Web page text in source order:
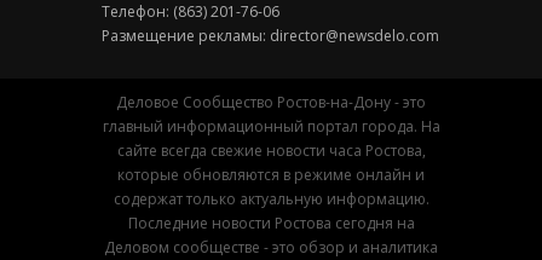
Телефон: (863) 201-76-06
Размещение рекламы: director@newsdelo.com
Деловое Сообщество Ростов-на-Дону - это
главный информационный портал города. На
сайте всегда свежие новости часа Ростова,
которые обновляются в режиме онлайн и
содержат только актуальную информацию.
Последние новости Ростова сегодня на
Деловом сообществе - это обзор и аналитика